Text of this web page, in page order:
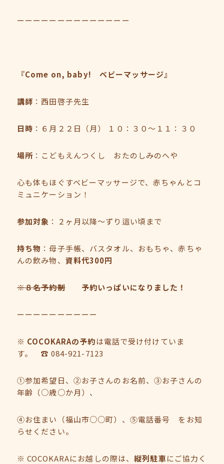
ーーーーーーーーーーーーーー
『Come on, baby! ベビーマッサージ』
講師 ：西田啓子先生
日時 ：６月２２日（月） １０：３０～１１：３０
場所 ：こどもえんつくし おたのしみのへや
心も体もほぐすベビーマッサージで、赤ちゃんとコ
ミュニケーション！
参加対象 ：２ヶ月以降～ずり這い頃まで
持ち物 ：母子手帳、バスタオル、おもちゃ、赤ちゃ
んの飲み物、 資料代300円
※８名予約制予約いっぱいになりました！
ーーーーーーーーーー
※ COCOKARAの予約は電話で受け付けていま
す。 ☎ 084-921-7123
①参加希望日、②お子さんのお名前、③お子さんの
年齢（○歳○か月）、
④お住まい（福山市○○町）、⑤電話番号 をお知
らせください。
※ COCOKARAにお越しの際は、縦列駐車にご協力く